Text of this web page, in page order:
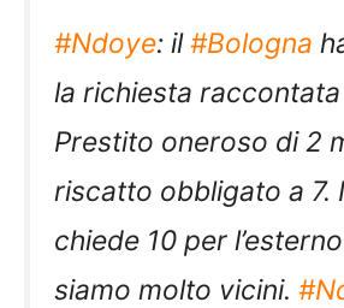
#Ndoye: il#Bologna
la richiesta
Prestito oneroso di 2
riscatto obbligato a 7.
chiede 10 per
siamo molto vicini.